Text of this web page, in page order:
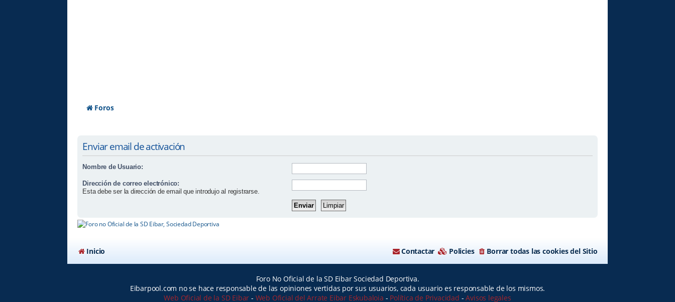
Foros
Enviar email de activación
Nombre de Usuario:
Dirección de correo electrónico:
Esta debe ser la dirección de email que introdujo al registrarse.
Inicio Borrar todas las cookies del Sitio
Policies
Contactar
Foro No Oficial de la SD Eibar Sociedad Deportiva.
Eibarpool.com no se hace responsable de las opiniones vertidas por sus usuarios, cada usuario es responsable de los mismos.
Web Oficial de la SD Eibar - Web Oficial del Arrate Eibar Eskubaloia - Política de Privacidad -Avisos legales